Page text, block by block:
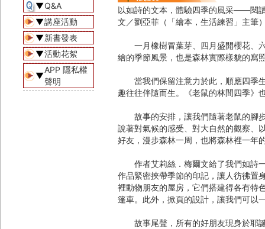
▼Q&A
▼講座活動
▼新書發表
▼活動花絮
▼
APP 隱私權
聲明
以如詩的文本，體驗四季的風采——閱
文／劉亞菲（「繪本，生活練習」主筆
一月橡樹冒葉芽、四月盛開櫻花、
繪的季節風景，也是森林實際樣貌的寫
當我們保留注意力於此，順應四季生
趣往往伴隨而生。《老鼠的林間四季》
故事的安排，讓我們隨著老鼠的腳步
說著對氣候的感受、對大自然的觀察、
好友，漫步森林一周，也將森林裡一年
作者艾莉絲．梅爾文給了我們如詩一
作品緊密挾帶季節的印記，讓人彷彿置
裡動物朋友的屋房，它們搭建得各有特
篷車。此外，掀頁的設計，讓我們可以
故事尾聲，所有的好朋友現身於耶誕